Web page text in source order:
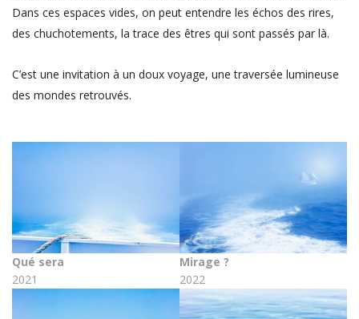
Dans ces espaces vides, on peut entendre les échos des rires,
des chuchotements, la trace des êtres qui sont passés par là.
C’est une invitation à un doux voyage, une traversée lumineuse
des mondes retrouvés.
Qué sera
2021
Mirage ?
2022